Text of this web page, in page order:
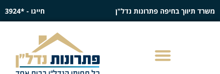
משרד תיווך בחיפה פתרונות נדל"ן חייגו - *3924